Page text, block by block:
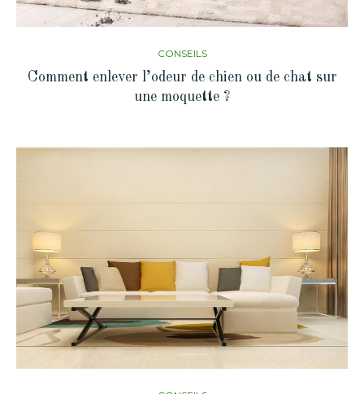
CONSEILS
Comment enlever l’odeur de chien ou de chat sur
une moquette ?